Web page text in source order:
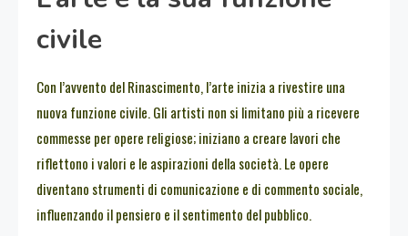
civile
Con l’avvento del Rinascimento, l’arte inizia a rivestire una
nuova funzione civile. Gli artisti non si limitano più a ricevere
commesse per opere religiose; iniziano a creare lavori che
riflettono i valori e le aspirazioni della società. Le opere
diventano strumenti di comunicazione e di commento sociale,
influenzando il pensiero e il sentimento del pubblico.